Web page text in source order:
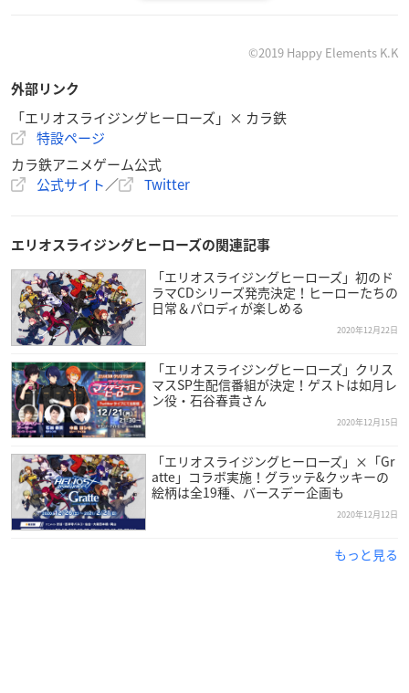
池袋東口サンシャイン通り店／秋葉原昭和通り口店
⚡続報⚡
缶バッジ付きドリンクやオリジナルグッズを販売！
＜通販＞もあります✨
「カラ鉄パトロールキャンペーン」も実施🏙️
スタンプをためてポストカードをGET！
🍔詳細は特設ページをcheck
https://t.co/tD5icaU91D#エリ
オスRpic.twitter.com/mNSwOJheUD
— カラ鉄公式アニメゲーム情報 (@animegame_kt)Decem
ber 24, 2020
©2019 Happy Elements K.K
外部リンク
「エリオスライジングヒーローズ」× カラ鉄
特設ページ
カラ鉄アニメゲーム公式
公式サイト／ Twitter
エリオスライジングヒーローズの関連記事
「エリオスライジングヒーローズ」初のド
ラマCDシリーズ発売決定！ヒーローたちの
日常＆パロディが楽しめる
2020年12月22日
「エリオスライジングヒーローズ」クリス
マスSP生配信番組が決定！ゲストは如月レ
ン役・石谷春貴さん
2020年12月15日
「エリオスライジングヒーローズ」×「Gr
atte」コラボ実施！グラッテ&クッキーの
絵柄は全19種、バースデー企画も
2020年12月12日
もっと見る